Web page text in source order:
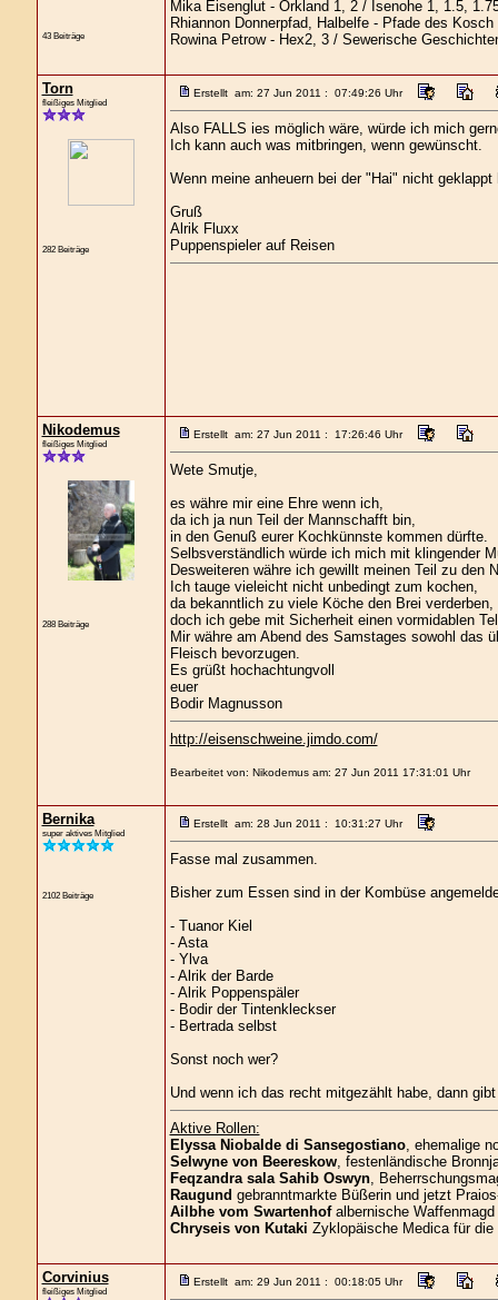
43 Beiträge
Mika Eisenglut - Orkland 1, 2 / Isenohe 1, 1.5,
Rhiannon Donnerpfad, Halbelfe - Pfade des Kosch
Rowina Petrow - Hex2, 3 / Sewerische
Torn
fleißiges Mitglied
282 Beiträge
Erstellt am: 27 Jun 2011 : 07:49:26 Uhr
Also FALLS ies möglich wäre, würde ich mich
Ich kann auch was mitbringen, wenn gewünscht.
Wenn meine anheuern bei der "Hai" nicht
Gruß
Alrik Fluxx
Puppenspieler auf Reisen
Nikodemus
fleißiges Mitglied
288 Beiträge
Erstellt am: 27 Jun 2011 : 17:26:46 Uhr
Wete Smutje,
es währe mir eine Ehre wenn ich,
da ich ja nun Teil der Mannschafft bin,
in den Genuß eurer Kochkünnste kommen dürfte.
Selbsverständlich würde ich mich mit klingender
Desweiteren währe ich gewillt meinen Teil zu den
Ich tauge vieleicht nicht unbedingt zum kochen,
da bekanntlich zu viele Köche den Brei verderben,
doch ich gebe mit Sicherheit einen vormidablen
Mir währe am Abend des Samstages sowohl das
Fleisch bevorzugen.
Es grüßt hochachtungvoll
euer
Bodir Magnusson
http://eisenschweine.jimdo.com/
Bearbeitet von: Nikodemus am: 27 Jun 2011 17:31:01 Uhr
Bernika
super aktives Mitglied
2102 Beiträge
Erstellt am: 28 Jun 2011 : 10:31:27 Uhr
Fasse mal zusammen.
Bisher zum Essen sind in der Kombüse
- Tuanor Kiel
- Asta
- Ylva
- Alrik der Barde
- Alrik Poppenspäler
- Bodir der Tintenkleckser
- Bertrada selbst
Sonst noch wer?
Und wenn ich das recht mitgezählt habe, dann
Aktive Rollen:
Elyssa Niobalde di Sansegostiano, ehemalige
Selwyne von Beereskow, festenländische
Feqzandra sala Sahib Oswyn,
Raugund gebranntmarkte Büßerin und jetzt
Ailbhe vom Swartenhofalbernische Waffenmagd
Chryseis von Kutaki Zyklopäische Medica für
Corvinius
fleißiges Mitglied
Erstellt am: 29 Jun 2011 : 00:18:05 Uhr